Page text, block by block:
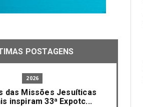
POSTAGENS
2026
das Missões Jesuíticas
inspiram 33ª Expotc...